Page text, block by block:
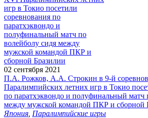
02 сентября 2021
П.А. Рожков, А.А. Строкин в 9-й
Паралимпийских летних игр в Токио
по паратхэквондо и полуфинальный матч
между мужской командой ПКР и сборной
Япония Паралимпийские игры